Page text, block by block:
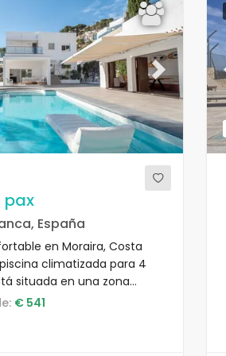
Next
pax
España
en Moraira, Costa
climatizada para 4
situada en una zona
a 4 km de la Playa de
€ 541